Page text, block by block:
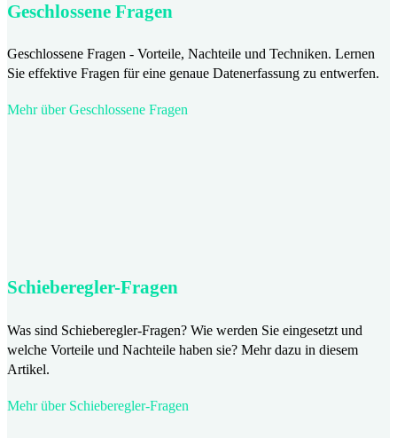
Geschlossene Fragen
Geschlossene Fragen - Vorteile, Nachteile und Techniken. Lernen
Sie effektive Fragen für eine genaue Datenerfassung zu entwerfen.
Mehr über Geschlossene Fragen
Schieberegler-Fragen
Was sind Schieberegler-Fragen? Wie werden Sie eingesetzt und
welche Vorteile und Nachteile haben sie? Mehr dazu in diesem
Artikel.
Mehr über Schieberegler-Fragen